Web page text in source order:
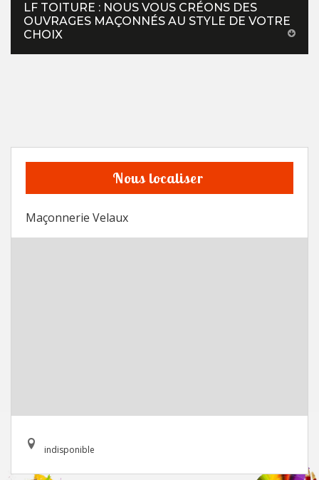
LF TOITURE : NOUS VOUS CRÉONS DES
OUVRAGES MAÇONNÉS AU STYLE DE VOTRE
CHOIX
Nous localiser
Maçonnerie Velaux
indisponible